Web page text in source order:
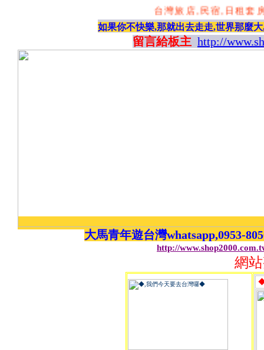
台灣旅店,民宿,日租套房,
如果你不快樂,那就出去走走,世界那麼
留言給板主 http://
大馬青年遊台灣whatsapp,0953-
http://
網
◆